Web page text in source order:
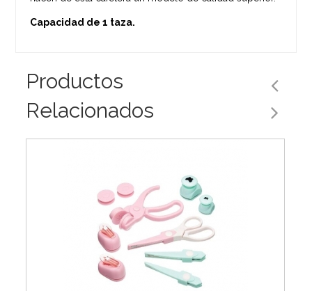
Capacidad de 1 taza.
Productos
Relacionados